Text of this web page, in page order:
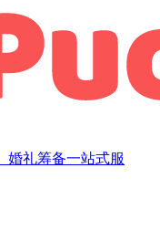
婚礼筹备一站式服